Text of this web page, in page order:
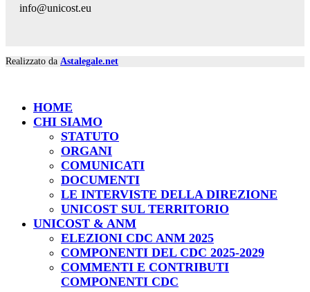
info@unicost.eu
Realizzato da Astalegale.net
HOME
CHI SIAMO
STATUTO
ORGANI
COMUNICATI
DOCUMENTI
LE INTERVISTE DELLA DIREZIONE
UNICOST SUL TERRITORIO
UNICOST & ANM
ELEZIONI CDC ANM 2025
COMPONENTI DEL CDC 2025-2029
COMMENTI E CONTRIBUTI
COMPONENTI CDC